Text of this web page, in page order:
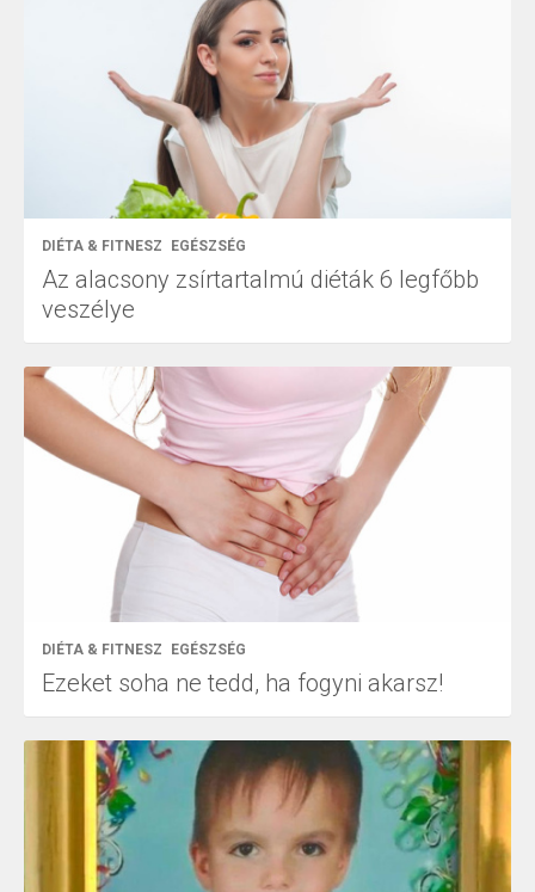
DIÉTA & FITNESZ EGÉSZSÉG
Az alacsony zsírtartalmú diéták 6 legfőbb
veszélye
DIÉTA & FITNESZ EGÉSZSÉG
Ezeket soha ne tedd, ha fogyni akarsz!